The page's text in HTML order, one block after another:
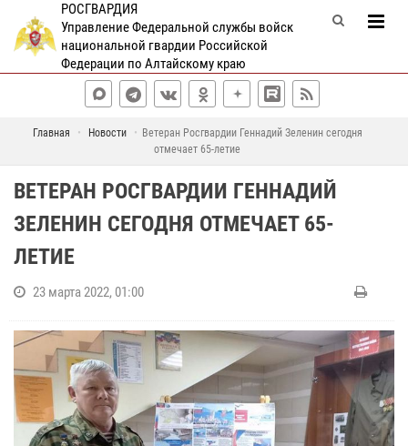
РОСГВАРДИЯ
Управление Федеральной службы войск
национальной гвардии Российской
Федерации по Алтайскому краю
Главная Новости
Ветеран Росгвардии Геннадий Зеленин сегодня
отмечает 65-летие
ВЕТЕРАН РОСГВАРДИИ ГЕННАДИЙ
ЗЕЛЕНИН СЕГОДНЯ ОТМЕЧАЕТ 65-
ЛЕТИЕ
23 марта 2022, 01:00